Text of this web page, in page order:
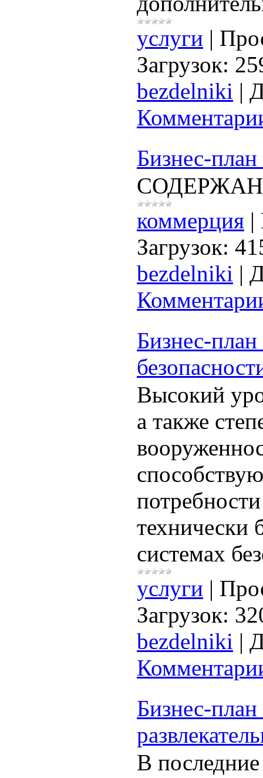
услуги |
Загрузок:
bezdelniki |
Бизнес-
коммерция |
Загрузок:
bezdelniki |
Бизнес-
Высокий
а также
технически
системах
услуги |
Загрузок:
bezdelniki |
Бизнес-
В